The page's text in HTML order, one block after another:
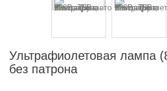
Ультрафиолетовая лампа
без патрона